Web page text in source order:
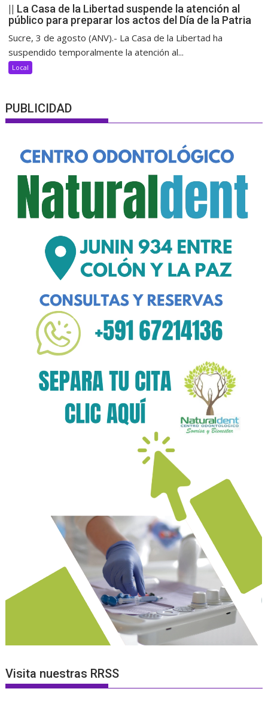
|| La Casa de la Libertad suspende la atención al
público para preparar los actos del Día de la Patria
Sucre, 3 de agosto (ANV).- La Casa de la Libertad ha
suspendido temporalmente la atención al...
Local
PUBLICIDAD
Visita nuestras RRSS